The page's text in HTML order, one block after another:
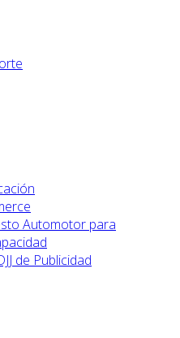
Automotor para
de Publicidad